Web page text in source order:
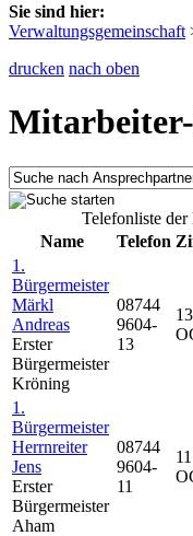
Sie sind hier:
Verwaltungsgemeinschaft
drucken nach oben
Telefonliste
Name
Telefon
1.
Bürgermeister
Märkl
Andreas
Erster
Bürgermeister
Kröning
08744
9604-
13
1.
Bürgermeister
Herrnreiter
Jens
Erster
Bürgermeister
Aham
08744
9604-
11